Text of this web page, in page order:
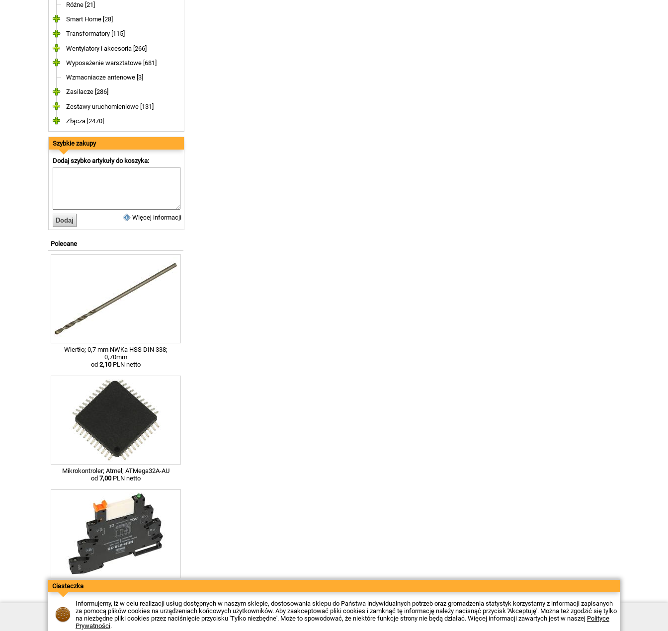
Różne [21]
Smart Home [28]
Transformatory [115]
Wentylatory i akcesoria [266]
Wyposażenie warsztatowe [681]
Wzmacniacze antenowe [3]
Zasilacze [286]
Zestawy uruchomieniowe [131]
Złącza [2470]
Szybkie zakupy
Dodaj szybko artykuły do koszyka:
Więcej informacji
Polecane
Wiertło; 0,7 mm NWKa HSS DIN 338;
0,70mm
od 2,10 PLN netto
Mikrokontroler; Atmel; ATMega32A-AU
od 7,00 PLN netto
Przekaźnik; Dinkle; RER-230-3B
od27,43PLN netto
Kontakt
Dostawa
Sklep elektroniczny Firma Piekarz Sp. z o.o.
ul. Wólczyńska 206
Ciasteczka
Informujemy, iż w celu realizacji usług dostępnych w naszym sklepie, dostosowania sklepu do Państwa indywidualnych potrzeb oraz gromadzenia statystyk korzystamy z informacji zapisanych
za pomocą plików cookies na urządzeniach końcowych użytkowników. Aby zaakceptować pliki cookies i zamknąć tę informację należy nacisnąć przycisk 'Akceptuję'. Można też zgodzić się tylko
na niezbędne pliki cookies przez naciśnięcie przycisku 'Tylko niezbędne'. Może to spowodować, że niektóre funkcje strony nie będą działać. Więcej informacji zawartych jest w naszej Polityce
Prywatności.